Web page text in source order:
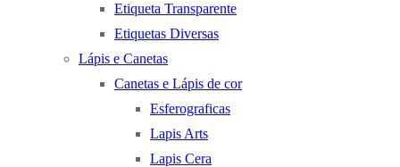
Etiqueta Transparente
Etiquetas Diversas
Lápis e Canetas
Canetas e Lápis de cor
Esferograficas
Lapis Arts
Lapis Cera